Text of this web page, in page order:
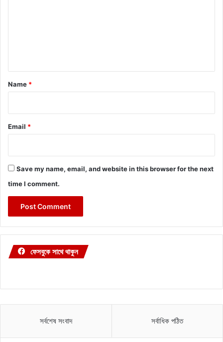
*
Name *
Email *
Save my name, email, and website in this browser for the next
time I comment.
ফেসবুকে সাথে থাকুন
সর্বশেষ সংবাদ সর্বাধিক পঠিত